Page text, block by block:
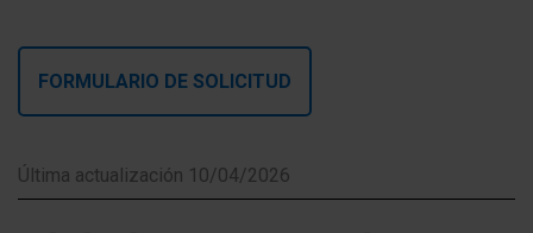
FORMULARIO DE SOLICITUD
Última actualización 10/04/2026